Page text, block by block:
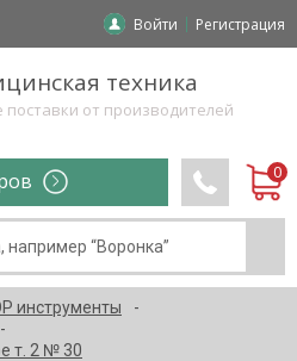
Войти Регистрация
техника
от производителей
инструменты
т. 2 № 30